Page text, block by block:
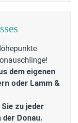
dem eigenen
oder Lamm &
zu jeder
Donau.